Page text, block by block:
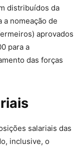
distribuídos da
a nomeação de
aprovados
para a
das forças
salariais das
inclusive, o